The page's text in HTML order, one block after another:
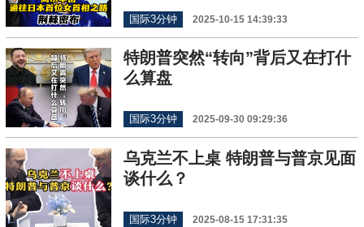
国际3分钟 2025-10-15 14:39:33
特朗普突然“转向”背后又在打什
么算盘
国际3分钟 2025-09-30 09:29:36
乌克兰不上桌 特朗普与普京见面
谈什么？
国际3分钟 2025-08-15 17:31:35